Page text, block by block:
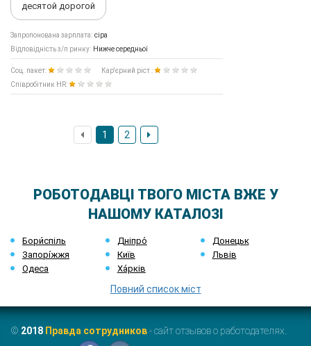
десятой дорогой
Запропонована зарплата: сіра
Відповідність з/п ринку: Нижче середньої
Соц. пакет:
Кар'єрний ріст :
Співробітник HR:
1 2
РОБОТОДАВЦІ ТВОГО МІСТА ВЖЕ У
НАШОМУ КАТАЛОЗІ
Бори́спіль Дніпро́
Донецьк
Запорі́жжя
Київ
Львів
Одеса
Ха́рків
Повний список міст
© 2018 Правда сотрудников- сайт отзывов о работодателях.